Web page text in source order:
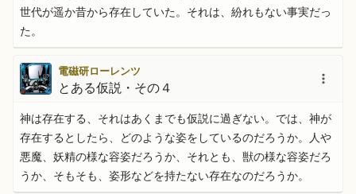
世代が遥か昔から存在していた。それは、紛れもない事実だっ
た。
電磁研ローレンツ
とある仮説・その４
神は存在する、それはあくまでも仮説に過ぎない。では、神が
存在するとしたら、どのような姿をしているのだろうか。人や
悪魔、妖精の様な容姿だろうか、それとも、獣の様な容姿だろ
うか、そもそも、姿形などを持たない存在なのだろうか。